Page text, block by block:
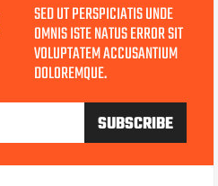
SED UT PERSPICIATIS UNDE
OMNIS ISTE NATUS ERROR SIT
VOLUPTATEM ACCUSANTIUM
DOLOREMQUE.